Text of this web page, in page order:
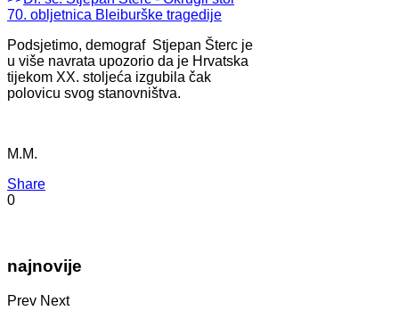
70. obljetnica Bleiburške tragedije
Podsjetimo, demograf Stjepan Šterc je
u više navrata upozorio da je Hrvatska
tijekom XX. stoljeća izgubila čak
polovicu svog stanovništva.
M.M.
Share
0
najnovije
Prev Next